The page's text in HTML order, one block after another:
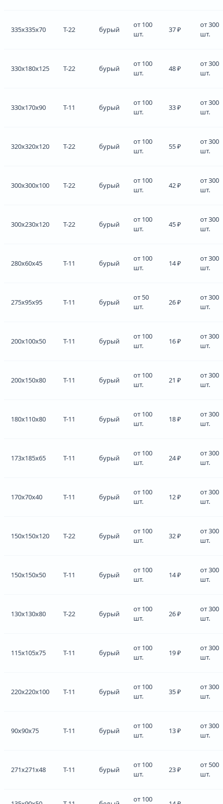
335x335x70 Т-22 бурый
от 100
шт.
37 ₽
от 300
шт.
330x180x125 Т-22 бурый
от 100
шт.
48 ₽
от 300
шт.
330x170x90 Т-11 бурый
от 100
шт.
33 ₽
от 300
шт.
320x320x120 Т-22 бурый
от 100
шт.
55 ₽
от 300
шт.
300x300x100 Т-22 бурый
от 100
шт.
42 ₽
от 300
шт.
300x230x120 Т-22 бурый
от 100
шт.
45 ₽
от 300
шт.
280x60x45 Т-11 бурый
от 100
шт.
14 ₽
от 300
шт.
275x95x95 Т-11 бурый
от 50
шт.
26 ₽
от 300
шт.
200x100x50 Т-11 бурый
от 100
шт.
16 ₽
от 300
шт.
200x150x80 Т-11 бурый
от 100
шт.
21 ₽
от 300
шт.
180x110x80 Т-11 бурый
от 100
шт.
18 ₽
от 300
шт.
173x185x65 Т-11 бурый
от 100
шт.
24 ₽
от 300
шт.
170x70x40 Т-11 бурый
от 100
шт.
12 ₽
от 300
шт.
150x150x120 Т-22 бурый
от 100
шт.
32 ₽
от 300
шт.
150x150x50 Т-11 бурый
от 100
шт.
14 ₽
от 300
шт.
130x130x80 Т-22 бурый
от 100
шт.
26 ₽
от 300
шт.
115x105x75 Т-11 бурый
от 100
шт.
19 ₽
от 300
шт.
220x220x100 Т-11 бурый
от 100
шт.
35 ₽
от 300
шт.
90x90x75 Т-11 бурый
от 100
шт.
13 ₽
от 300
шт.
271x271x48 Т-11 бурый
от 100
шт.
23 ₽
от 500
шт.
от 100